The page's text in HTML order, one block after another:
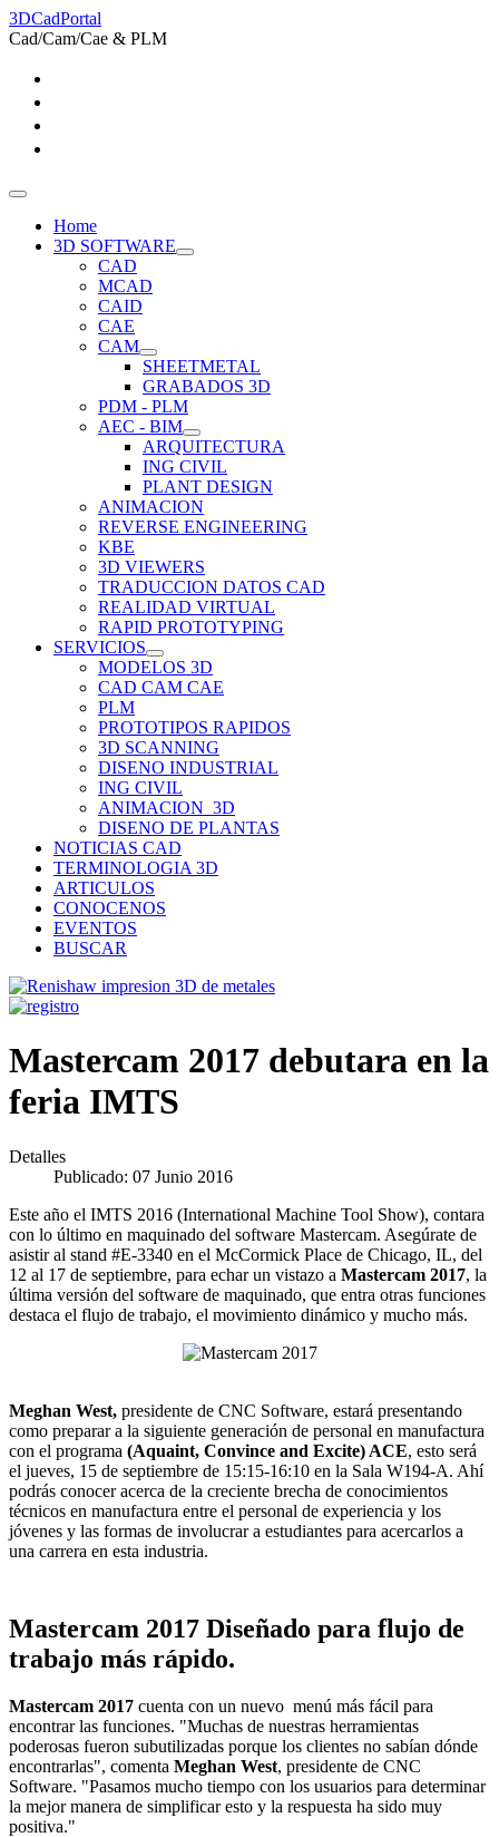
3DCadPortal
Cad/Cam/Cae & PLM
Home
3D SOFTWARE
CAD
MCAD
CAID
CAE
CAM
SHEETMETAL
GRABADOS 3D
PDM - PLM
AEC - BIM
ARQUITECTURA
ING CIVIL
PLANT DESIGN
ANIMACION
REVERSE ENGINEERING
KBE
3D VIEWERS
TRADUCCION DATOS CAD
REALIDAD VIRTUAL
RAPID PROTOTYPING
SERVICIOS
MODELOS 3D
CAD CAM CAE
PLM
PROTOTIPOS RAPIDOS
3D SCANNING
DISENO INDUSTRIAL
ING CIVIL
ANIMACION_3D
DISENO DE PLANTAS
NOTICIAS CAD
TERMINOLOGIA 3D
ARTICULOS
CONOCENOS
EVENTOS
BUSCAR
Mastercam 2017 debutara en la
feria IMTS
Detalles
Publicado: 07 Junio 2016
Este año el IMTS 2016 (International Machine Tool Show), contara
con lo último en maquinado del software Mastercam. Asegúrate de
asistir al stand #E-3340 en el McCormick Place de Chicago, IL, del
12 al 17 de septiembre, para echar un vistazo a Mastercam 2017, la
última versión del software de maquinado, que entra otras funciones
destaca el flujo de trabajo, el movimiento dinámico y mucho más.
Meghan West, presidente de CNC Software, estará presentando
como preparar a la siguiente generación de personal en manufactura
con el programa (Aquaint, Convince and Excite) ACE, esto será
el jueves, 15 de septiembre de 15:15-16:10 en la Sala W194-A. Ahí
podrás conocer acerca de la creciente brecha de conocimientos
técnicos en manufactura entre el personal de experiencia y los
jóvenes y las formas de involucrar a estudiantes para acercarlos a
una carrera en esta industria.
Mastercam 2017 Diseñado para flujo de
trabajo más rápido.
Mastercam 2017 cuenta con un nuevo menú más fácil para
encontrar las funciones. "Muchas de nuestras herramientas
poderosas fueron subutilizadas porque los clientes no sabían dónde
encontrarlas", comenta Meghan West, presidente de CNC
Software. "Pasamos mucho tiempo con los usuarios para determinar
la mejor manera de simplificar esto y la respuesta ha sido muy
positiva."